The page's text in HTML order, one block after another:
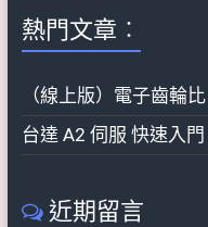
熱門文章︰
（線上版）電子齒輪
台達 A2 伺服 快速入門
近期留言